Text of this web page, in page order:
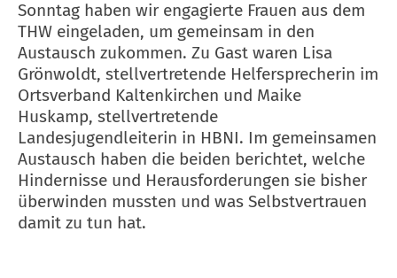
Sonntag haben wir engagierte Frauen aus dem
THW eingeladen, um gemeinsam in den
Austausch zukommen. Zu Gast waren Lisa
Grönwoldt, stellvertretende Helfersprecherin im
Ortsverband Kaltenkirchen und Maike
Huskamp, stellvertretende
Landesjugendleiterin in HBNI. Im gemeinsamen
Austausch haben die beiden berichtet, welche
Hindernisse und Herausforderungen sie bisher
überwinden mussten und was Selbstvertrauen
damit zu tun hat.